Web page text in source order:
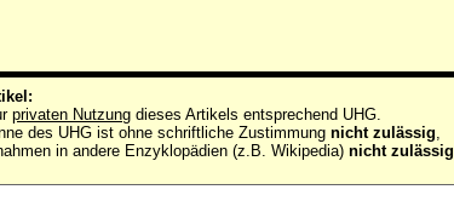
privaten Nutzung dieses Artikels entsprechend UHG.
des UHG ist ohne schriftliche Zustimmungnicht zulässig
in andere Enzyklopädien (z.B. Wikipedia)nicht zulässig